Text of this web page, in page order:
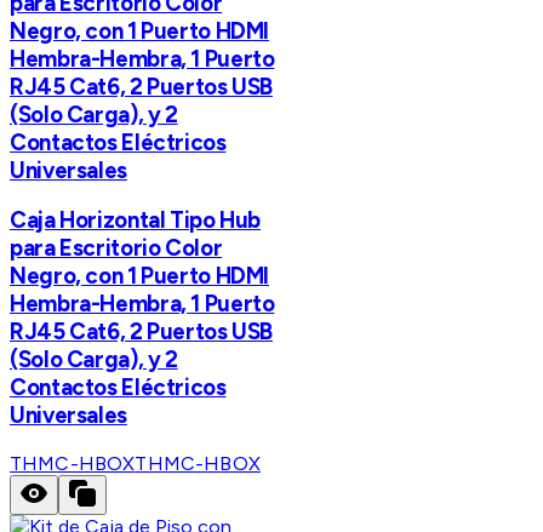
Negro, con 1 Puerto HDMI
Hembra-Hembra, 1 Puerto
RJ45 Cat6, 2 Puertos USB
(Solo Carga), y 2
Contactos Eléctricos
Universales
Caja Horizontal Tipo Hub
para Escritorio Color
Negro, con 1 Puerto HDMI
Hembra-Hembra, 1 Puerto
RJ45 Cat6, 2 Puertos USB
(Solo Carga), y 2
Contactos Eléctricos
Universales
THMC-HBOXTHMC-HBOX